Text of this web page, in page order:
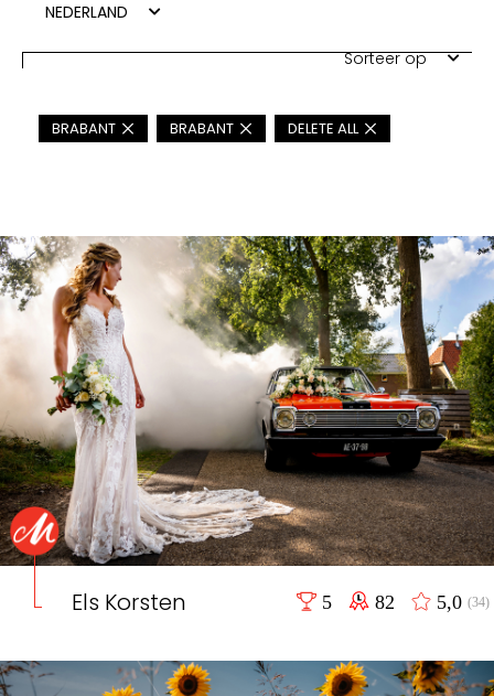
NEDERLAND
Sorteer op
BRABANT BRABANT DELETE ALL
Els Korsten 5 82 5,0(34)